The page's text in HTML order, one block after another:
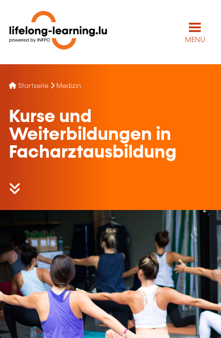
MENÜ
Startseite Medizin
Kurse und
Weiterbildungen in
Facharztausbildung